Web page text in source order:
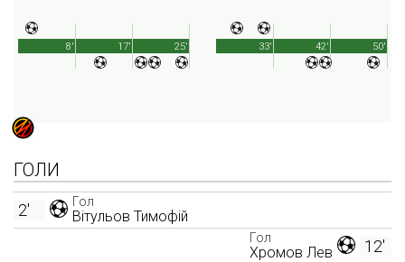
25'
8' 17' 50'
33' 42'
ГОЛИ
Гол
Вітульов Тимофій
2'
12'
Гол
Хромов Лев